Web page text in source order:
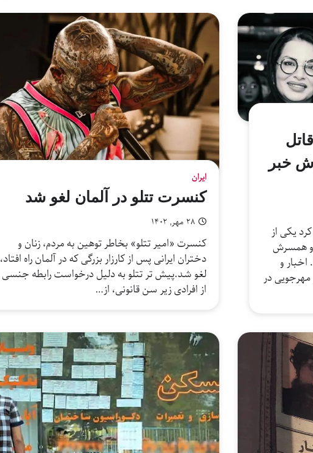
خبر
یکی از
و همسرش
و
در
ایران
کنسرت تتلو در آلمان لغو شد
۲۸ مهر, ۱۴۰۲
کنسرت «امیر تتلو‌» بخاطر توهین به مردم، زنان و
دختران ایرانی پس از کارزار بزرگی که در آلمان راه افتاد،
لغو شد.پیش تر تتلو به دلیل درخواست رابطه جنسی
از افرادی زیر سن قانونی، از…